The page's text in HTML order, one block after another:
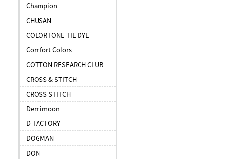
Champion
CHUSAN
COLORTONE TIE DYE
Comfort Colors
COTTON RESEARCH CLUB
CROSS & STITCH
CROSS STITCH
Demimoon
D-FACTORY
DOGMAN
DON